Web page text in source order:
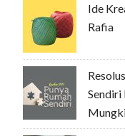
Ide
Rafia
Sendiri